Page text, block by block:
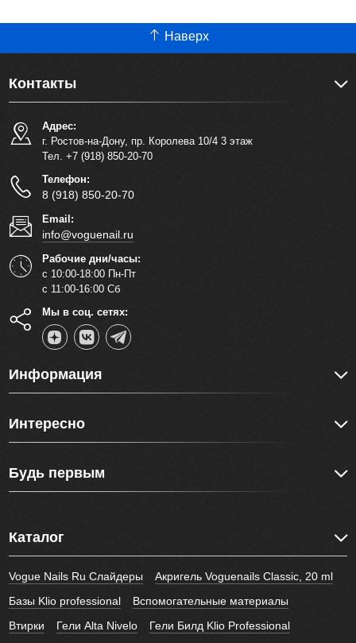
Наверх
Контакты
Адрес:
г. Ростов-на-Дону, пр. Королева 10/4 3 этаж
Тел. +7 (918) 850-20-70
Телефон:
8 (918) 850-20-70
Email:
info@voguenail.ru
Рабочие дни/часы:
с 10:00-18:00 Пн-Пт
с 11:00-16:00 Сб
Мы в соц. сетях:
Информация
Интересно
Будь первым
Каталог
Vogue Nails Ru Слайдеры
Акригель Voguenails Classic, 20 ml
Базы Klio professional
Вспомогательные материалы
Втирки
Гели Alta Nivelo
Гели Билд Klio Professional